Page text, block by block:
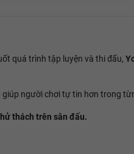
quá trình tập luyện và thi đấu,
giúp người chơi tự tin hơn trong
thách trên sân đấu.